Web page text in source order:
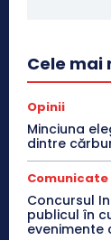
Cele mai
Opinii
Minciuna
dintre
Comunicate
Concursul
publicul în
evenimente